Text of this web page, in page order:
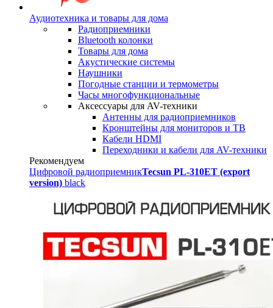
Аудиотехника и товары для дома
Радиоприемники
Bluetooth колонки
Товары для дома
Акустические системы
Наушники
Погодные станции и термометры
Часы многофункциональные
Аксессуары для AV-техники
Антенны для радиоприемников
Кронштейны для мониторов и ТВ
Кабели HDMI
Переходники и кабели для AV-техники
Рекомендуем
Цифровой радиоприемникTecsun PL-310ET (export
version) black